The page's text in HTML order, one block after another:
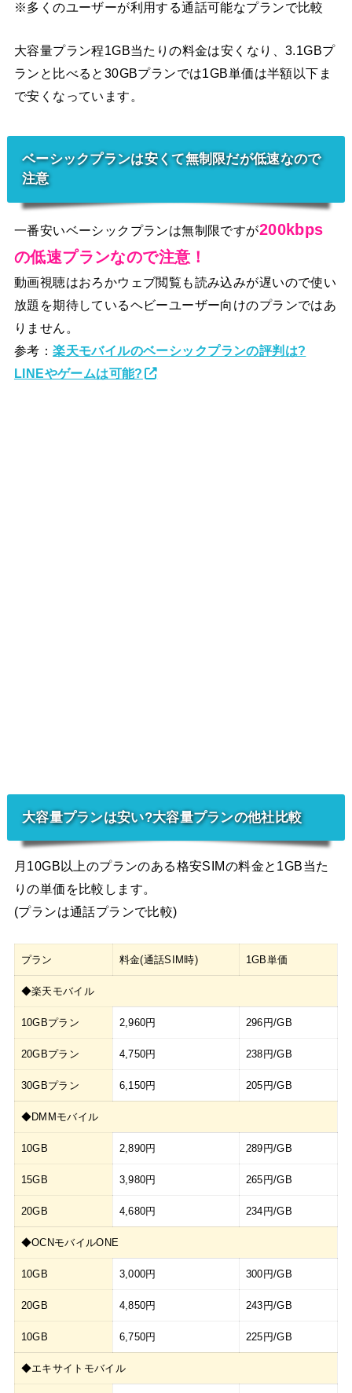
※多くのユーザーが利用する通話可能なプランで比較
大容量プラン程1GB当たりの料金は安くなり、3.1GBプ
ランと比べると30GBプランでは1GB単価は半額以下ま
で安くなっています。
ベーシックプランは安くて無制限だが低速なので
注意
一番安いベーシックプランは無制限ですが200kbps
の低速プランなので注意！
動画視聴はおろかウェブ閲覧も読み込みが遅いので使い
放題を期待しているヘビーユーザー向けのプランではあ
りません。
参考：楽天モバイルのベーシックプランの評判は?
LINEやゲームは可能?
大容量プランは安い?大容量プランの他社比較
月10GB以上のプランのある格安SIMの料金と1GB当た
りの単価を比較します。
(プランは通話プランで比較)
プラン 料金(通話SIM時) 1GB単価
◆楽天モバイル
10GBプラン 2,960円 296円/GB
20GBプラン 4,750円 238円/GB
30GBプラン 6,150円 205円/GB
◆DMMモバイル
10GB 2,890円 289円/GB
15GB 3,980円 265円/GB
20GB 4,680円 234円/GB
◆OCNモバイルONE
10GB 3,000円 300円/GB
20GB 4,850円 243円/GB
10GB 6,750円 225円/GB
◆エキサイトモバイル